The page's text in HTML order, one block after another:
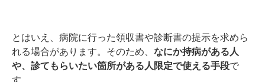
とはいえ、病院に行った領収書や診断書の提示を求めら
れる場合があります。そのため、 なにか持病がある人
や、診てもらいたい箇所がある人限定で使える手段で
す。